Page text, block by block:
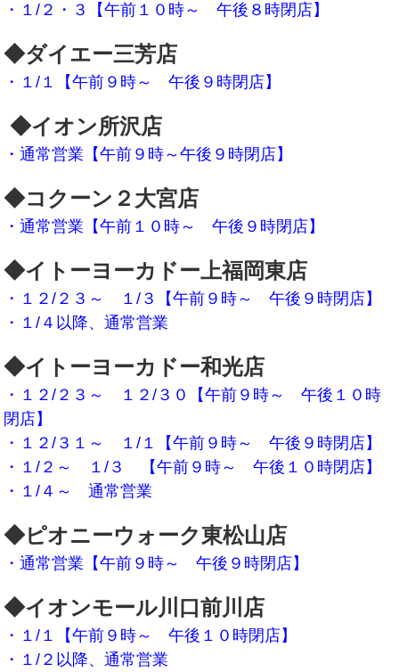
・１/２・３【午前１０時～ 午後８時閉店】
◆ダイエー三芳店
・１/１【午前９時～ 午後９時閉店】
◆イオン所沢店
・通常営業【午前９時～午後９時閉店】
◆コクーン２大宮店
・通常営業【午前１０時～ 午後９時閉店】
◆イトーヨーカドー上福岡東店
・１２/２３～ １/３【午前９時～ 午後９時閉店】
・１/４以降、通常営業
◆イトーヨーカドー和光店
・１２/２３～ １２/３０【午前９時～ 午後１０時
閉店】
・１２/３１～ １/１【午前９時～ 午後９時閉店】
・１/２～ １/３
【午前９時～ 午後１０時閉店】
・１/４～ 通常営業
◆ピオニーウォーク東松山店
・通常営業【午前９時～ 午後９時閉店】
◆イオンモール川口前川店
・１/１【午前９時～ 午後１０時閉店】
・１/２以降、通常営業